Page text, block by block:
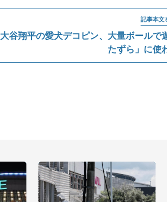
記事本文
大谷翔平の愛犬デコピン、大量ボール
たずら」に使